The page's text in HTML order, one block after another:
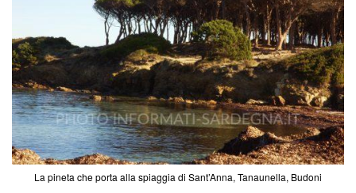
La pineta che porta alla spiaggia di Sant’Anna, Tanaunella, Budoni